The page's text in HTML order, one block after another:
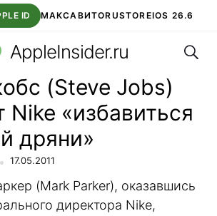
ID МАКСАВИТОRUSTOREIOS 26.6
ВТБ ОНЛАЙН ЧАТ В ROBLOX
AppleInsider.ru
(Steve Jobs)
Nike «избавиться
дряни»
17.05.2011
(Mark Parker), оказавшись
директора Nike,